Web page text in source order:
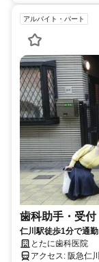
アルバイト・パート
歯科助手・受付
仁川駅徒歩1分で通
り、便利な場所。学
とたに歯科医院
アクセス